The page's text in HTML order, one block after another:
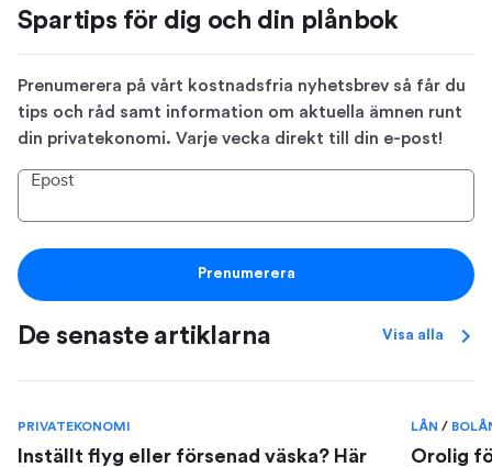
Spartips för dig och din plånbok
Prenumerera på vårt kostnadsfria nyhetsbrev så får du
tips och råd samt information om aktuella ämnen runt
din privatekonomi. Varje vecka direkt till din e-post!
Epost
Prenumerera
De senaste artiklarna Visa alla
PRIVATEKONOMI
Inställt flyg eller försenad väska? Här
LÅN/
Orolig